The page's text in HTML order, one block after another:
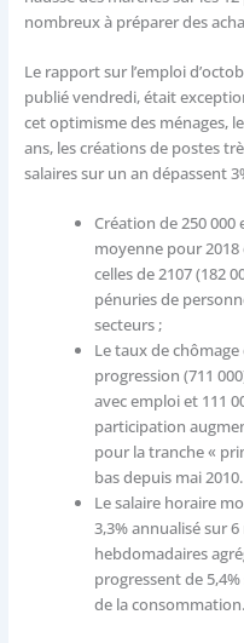
nombreux à préparer des
Le rapport sur l’emploi
publié vendredi, était
cet optimisme des ménages,
ans, les créations de postes
salaires sur un an dépassent
Création de 250 000
moyenne pour 2018
celles de 2107 (182
pénuries de
secteurs ;
Le taux de
progression (711
avec emploi et 111
participation
pour la tranche «
bas depuis mai 2010.
Le salaire horaire
3,3% annualisé sur
hebdomadaires
progressent de
de la consommation.